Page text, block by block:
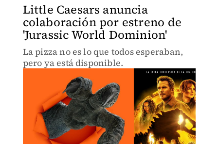
Little Caesars anuncia
colaboración por estreno de
'Jurassic World Dominion'
La pizza no es lo que todos esperaban,
pero ya está disponible.